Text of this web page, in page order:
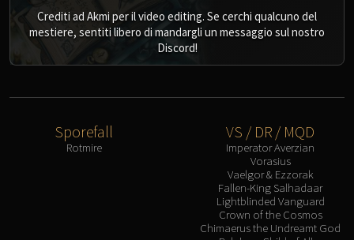
Crediti ad Akmi per il video editing. Se cerchi qualcuno del
mestiere, sentiti libero di mandargli un messaggio sul nostro
Discord!
Sporefall
Rotmire
VS / DR / MQD
Imperator Averzian
Vorasius
Vaelgor & Ezzorak
Fallen-King Salhadaar
Lightblinded Vanguard
Crown of the Cosmos
Chimaerus the Undreamt God